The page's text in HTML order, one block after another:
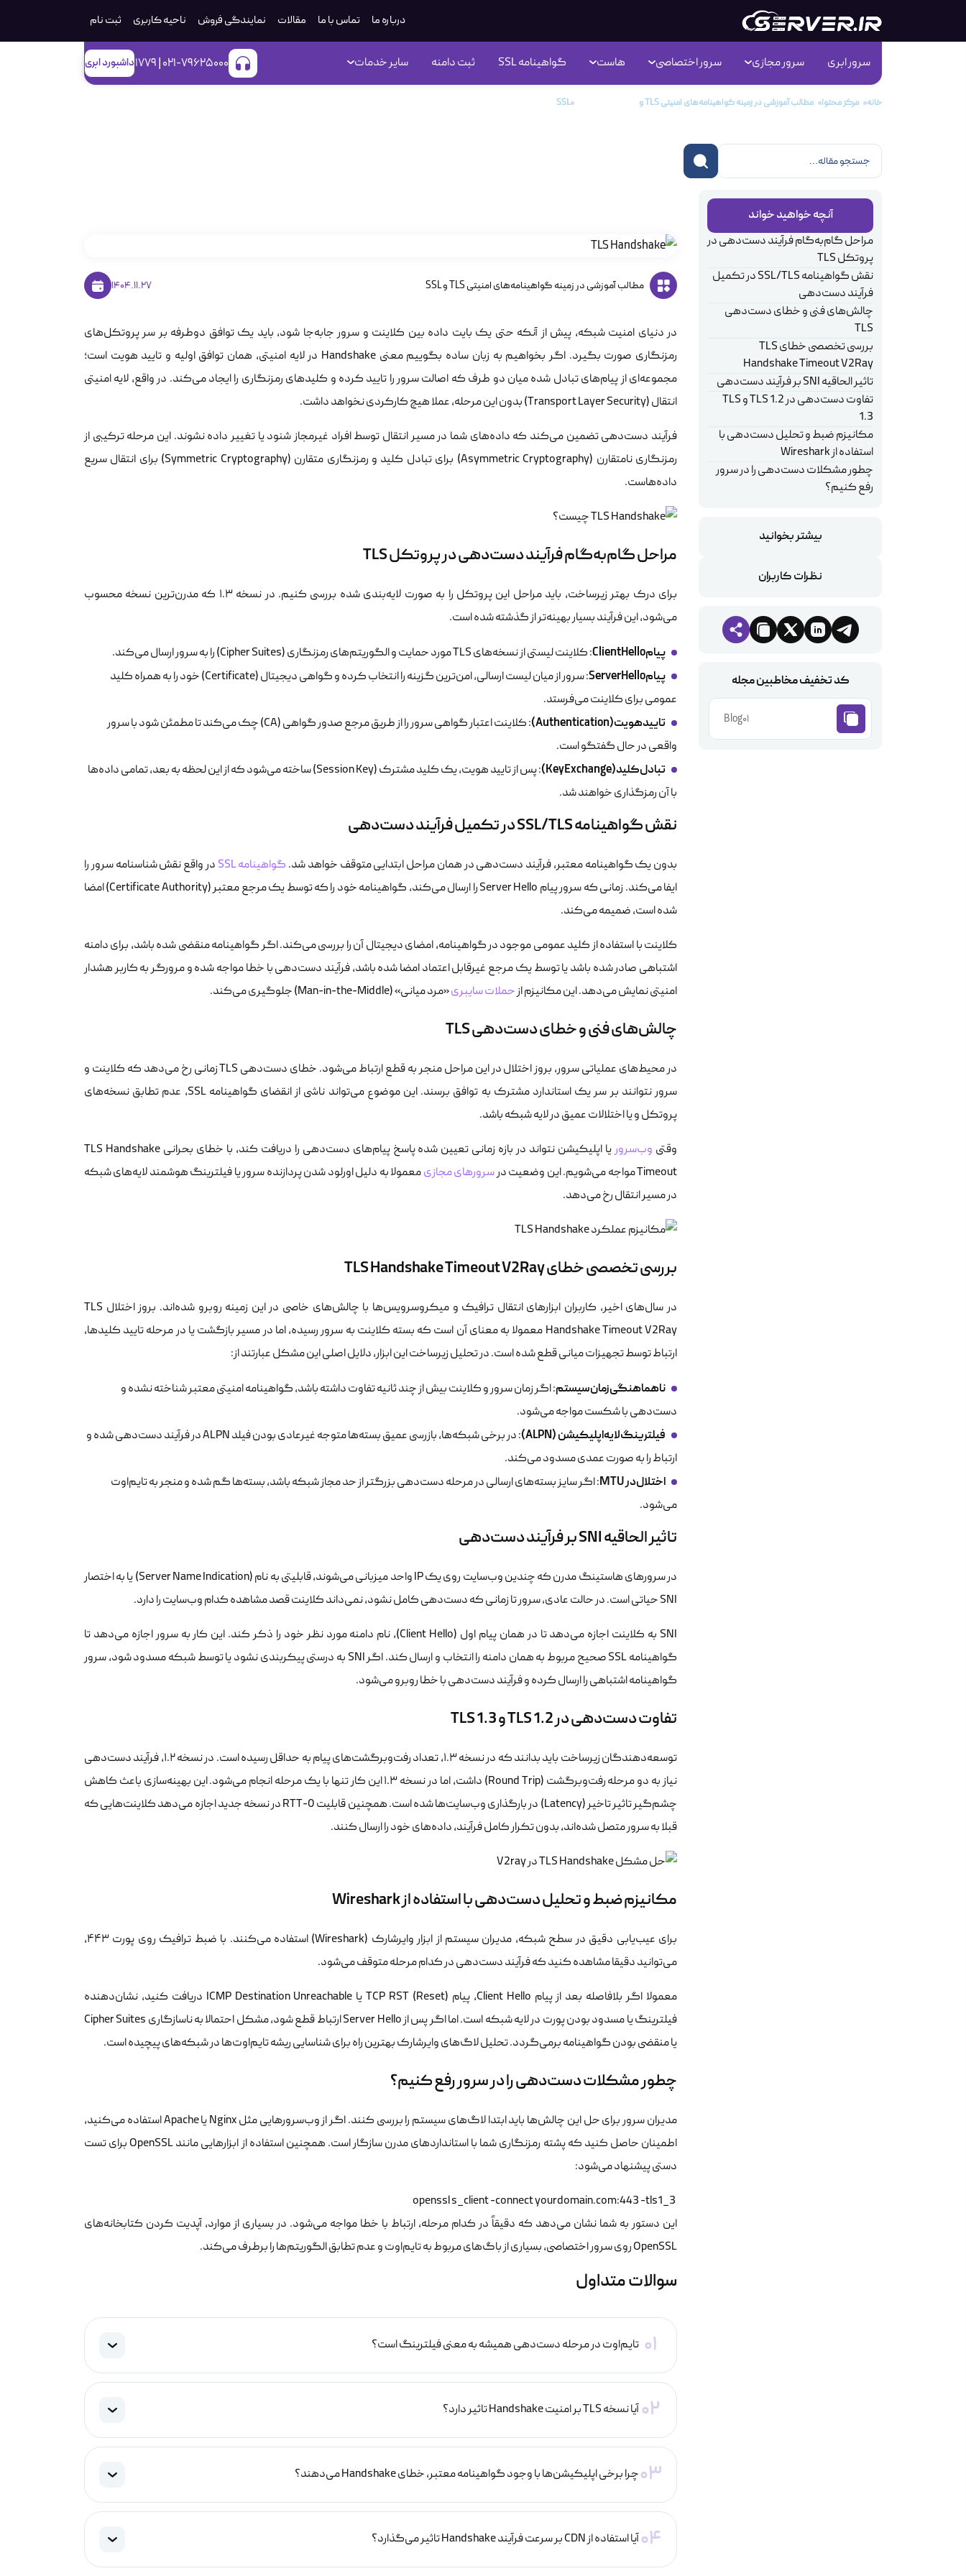
درباره ما تماس با ما مقالات نمایندگی فروش ناحیه کاربری ثبت‌ نام
سرور ابری سرور مجازی سرور اختصاصی هاست گواهینامه SSL ثبت دامنه سایر خدمات 021-79625000 | 1779 داشبورد ابری
خانه مرکز محتوا مطالب آموزشی در زمینه گواهینامه‌های امنیتی TLS و SSL
آنچه خواهید خواند
مراحل گام‌به‌گام فرآیند دست‌دهی در
پروتکل TLS
نقش گواهینامه SSL/TLS در تکمیل
فرآیند دست‌دهی
چالش‌های فنی و خطای دست‌دهی
TLS
بررسی تخصصی خطای TLS
Handshake Timeout V2Ray
تاثیر الحاقیه SNI بر فرآیند دست‌دهی
تفاوت دست‌دهی در TLS 1.2 و TLS
1.3
مکانیزم ضبط و تحلیل دست‌دهی با
استفاده از Wireshark
چطور مشکلات دست‌دهی را در سرور
رفع کنیم؟
بیشتر بخوانید
نظرات کاربران
کد تخفیف مخاطبین مجله
Blog01
مطالب آموزشی در زمینه گواهینامه‌های امنیتی TLS و SSL 1404.11.27
در دنیای امنیت شبکه، پیش از آنکه حتی یک بایت داده بین کلاینت و سرور جابه‌جا شود، باید یک توافق دوطرفه بر سر پروتکل‌های
رمزنگاری صورت بگیرد. اگر بخواهیم به زبان ساده بگوییم معنی Handshake در لایه امنیتی، همان توافق اولیه و تایید هویت است؛
مجموعه‌ای از پیام‌های تبادل شده میان دو طرف که اصالت سرور را تایید کرده و کلیدهای رمزنگاری را ایجاد می‌کند. در واقع، لایه امنیتی
انتقال (Transport Layer Security) بدون این مرحله، عملا هیچ کارکردی نخواهد داشت.
فرآیند دست‌دهی تضمین می‌کند که داده‌های شما در مسیر انتقال توسط افراد غیرمجاز شنود یا تغییر داده نشوند. این مرحله ترکیبی از
رمزنگاری نامتقارن (Asymmetric Cryptography) برای تبادل کلید و رمزنگاری متقارن (Symmetric Cryptography) برای انتقال سریع
داده‌هاست.
مراحل گام‌به‌گام فرآیند دست‌دهی در پروتکل TLS
برای درک بهتر زیرساخت، باید مراحل این پروتکل را به صورت لایه‌بندی شده بررسی کنیم. در نسخه ۱.۳ که مدرن‌ترین نسخه محسوب
می‌شود، این فرآیند بسیار بهینه‌تر از گذشته شده است.
پیام‌Client‌Hello : کلاینت لیستی از نسخه‌های TLS مورد حمایت و الگوریتم‌های رمزنگاری (Cipher Suites) را به سرور ارسال می‌کند.
پیام‌Server‌Hello
: سرور از میان لیست ارسالی، امن‌ترین گزینه را انتخاب کرده و گواهی دیجیتال (Certificate) خود را به همراه کلید
عمومی برای کلاینت می‌فرستد.
تایید‌هویت‌(Authentication)
: کلاینت اعتبار گواهی سرور را از طریق مرجع صدور گواهی (CA) چک می‌کند تا مطمئن شود با سرور
واقعی در حال گفتگو است.
تبادل‌کلید‌(Key‌Exchange)
: پس از تایید هویت، یک کلید مشترک (Session Key) ساخته می‌شود که از این لحظه به بعد، تمامی داده‌ها
با آن رمزگذاری خواهند شد.
نقش گواهینامه SSL/TLS در تکمیل فرآیند دست‌دهی
بدون یک گواهینامه معتبر، فرآیند دست‌دهی در همان مراحل ابتدایی متوقف خواهد شد. گواهینامه SSL
در واقع نقش شناسنامه سرور را
ایفا می‌کند. زمانی که سرور پیام Server Hello را ارسال می‌کند، گواهینامه خود را که توسط یک مرجع معتبر (Certificate Authority) امضا
شده است، ضمیمه می‌کند.
کلاینت با استفاده از کلید عمومی موجود در گواهینامه، امضای دیجیتال آن را بررسی می‌کند. اگر گواهینامه منقضی شده باشد، برای دامنه
اشتباهی صادر شده باشد یا توسط یک مرجع غیرقابل اعتماد امضا شده باشد، فرآیند دست‌دهی با خطا مواجه شده و مرورگر به کاربر هشدار
امنیتی نمایش می‌دهد. این مکانیزم ازحملات سایبری«مرد میانی» (Man-in-the-Middle) جلوگیری می‌کند.
چالش‌های فنی و خطای دست‌دهی TLS
در محیط‌های عملیاتی سرور، بروز اختلال در این مراحل منجر به قطع ارتباط می‌شود. خطای دست‌دهی TLS زمانی رخ می‌دهد که کلاینت و
سرور نتوانند بر سر یک استاندارد مشترک به توافق برسند. این موضوع می‌تواند ناشی از انقضای گواهینامه SSL، عدم تطابق نسخه‌های
پروتکل و یا اختلالات عمیق در لایه شبکه باشد.
وقتی وب‌سرور
یا اپلیکیشن نتواند در بازه زمانی تعیین شده پاسخ پیام‌های دست‌دهی را دریافت کند، با خطای بحرانی TLS Handshake
Timeout مواجه می‌شویم. این وضعیت در
سرورهای مجازیمعمولا به دلیل اورلود شدن پردازنده سرور یا فیلترینگ هوشمند لایه‌های شبکه
در مسیر انتقال رخ می‌دهد.
بررسی تخصصی خطای TLS Handshake Timeout V2Ray
در سال‌های اخیر، کاربران ابزارهای انتقال ترافیک و میکروسرویس‌ها با چالش‌های خاصی در این زمینه روبرو شده‌اند. بروز اختلال TLS
Handshake Timeout V2Ray معمولا به معنای آن است که بسته کلاینت به سرور رسیده، اما در مسیر بازگشت یا در مرحله تایید کلیدها،
ارتباط توسط تجهیزات میانی قطع شده است. در تحلیل زیرساخت این ابزار، دلایل اصلی این مشکل عبارتند از:
ناهماهنگی‌زمان‌سیستم: اگر زمان سرور و کلاینت بیش از چند ثانیه تفاوت داشته باشد، گواهینامه امنیتی معتبر شناخته نشده و
دست‌دهی با شکست مواجه می‌شود.
فیلترینگ‌لایه‌اپلیکیشن‌ (ALPN)
: در برخی شبکه‌ها، بازرسی عمیق بسته‌ها متوجه غیرعادی بودن فیلد ALPN در فرآیند دست‌دهی شده و
ارتباط را به صورت عمدی مسدود می‌کند.
اختلال‌در‌ MTU
: اگر سایز بسته‌های ارسالی در مرحله دست‌دهی بزرگتر از حد مجاز شبکه باشد، بسته‌ها گم شده و منجر به تایم‌اوت
می‌شود.
تاثیر الحاقیه SNI بر فرآیند دست‌دهی
در سرورهای هاستینگ مدرن که چندین وب‌سایت روی یک IP واحد میزبانی می‌شوند، قابلیتی به نام (Server Name Indication) یا به اختصار
SNI حیاتی است. در حالت عادی، سرور تا زمانی که دست‌دهی کامل نشود، نمی‌داند کلاینت قصد مشاهده کدام وب‌سایت را دارد.
SNI به کلاینت اجازه می‌دهد تا در همان پیام اول (Client Hello)، نام دامنه مورد نظر خود را ذکر کند. این کار به سرور اجازه می‌دهد تا
گواهینامه SSL صحیح مربوط به همان دامنه را انتخاب و ارسال کند. اگر SNI به درستی پیکربندی نشود یا توسط شبکه مسدود شود، سرور
گواهینامه اشتباهی را ارسال کرده و فرآیند دست‌دهی با خطا روبرو می‌شود.
تفاوت دست‌دهی در TLS 1.2 و TLS 1.3
توسعه‌دهندگان زیرساخت باید بدانند که در نسخه ۱.۳، تعداد رفت‌وبرگشت‌های پیام به حداقل رسیده است. در نسخه ۱.۲، فرآیند دست‌دهی
نیاز به دو مرحله رفت‌وبرگشت (Round Trip) داشت، اما در نسخه ۱.۳ این کار تنها با یک مرحله انجام می‌شود. این بهینه‌سازی باعث کاهش
چشم‌گیر تاثیر تاخیر (Latency) در بارگذاری وب‌سایت‌ها شده است. همچنین قابلیت 0-RTT در نسخه جدید اجازه می‌دهد کلاینت‌هایی که
قبلا به سرور متصل شده‌اند، بدون تکرار کامل فرآیند، داده‌های خود را ارسال کنند.
مکانیزم ضبط و تحلیل دست‌دهی با استفاده از Wireshark
برای عیب‌یابی دقیق در سطح شبکه، مدیران سیستم از ابزار وایرشارک (Wireshark) استفاده می‌کنند. با ضبط ترافیک روی پورت ۴۴۳،
می‌توانید دقیقا مشاهده کنید که فرآیند دست‌دهی در کدام مرحله متوقف می‌شود.
معمولا اگر بلافاصله بعد از پیام Client Hello، پیام TCP RST (Reset) یا ICMP Destination Unreachable دریافت کنید، نشان‌دهنده
فیلترینگ یا مسدود بودن پورت در لایه شبکه است. اما اگر پس از Server Hello ارتباط قطع شود، مشکل احتمالا به ناسازگاری Cipher Suites
یا منقضی بودن گواهینامه برمی‌گردد. تحلیل لاگ‌های وایرشارک بهترین راه برای شناسایی ریشه تایم‌اوت‌ها در شبکه‌های پیچیده است.
چطور مشکلات دست‌دهی را در سرور رفع کنیم؟
مدیران سرور برای حل این چالش‌ها باید ابتدا لاگ‌های سیستم را بررسی کنند. اگر از وب‌سرورهایی مثل Nginx یا Apache استفاده می‌کنید،
اطمینان حاصل کنید که پشته رمزنگاری شما با استانداردهای مدرن سازگار است. همچنین استفاده از ابزارهایی مانند OpenSSL برای تست
دستی پیشنهاد می‌شود:
این دستور به شما نشان می‌دهد که دقیقاً در کدام مرحله، ارتباط با خطا مواجه می‌شود. در بسیاری از موارد، آپدیت کردن کتابخانه‌های
OpenSSL روی سرور اختصاصی، بسیاری از باگ‌های مربوط به تایم‌اوت و عدم تطابق الگوریتم‌ها را برطرف می‌کند.
سوالات متداول
01 تایم‌اوت در مرحله دست‌دهی همیشه به معنی فیلترینگ است؟
02 آیا نسخه TLS بر امنیت Handshake تاثیر دارد؟
03چرا برخی اپلیکیشن‌ها با وجود گواهینامه معتبر، خطای Handshake می‌دهند؟
04آیا استفاده از CDN بر سرعت فرآیند Handshake تاثیر می‌گذارد؟